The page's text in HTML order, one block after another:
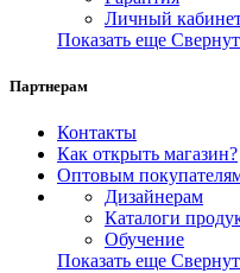
Личный
Показать еще
Партнерам
Контакты
Как открыть магазин?
Оптовым
Дизайнерам
Каталоги
Обучение
Показать еще